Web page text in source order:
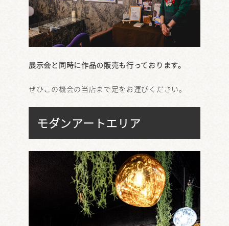
展示会と同時に作品の販売も行っております。
ぜひこの機会の当店まで足をお運びください。
モダンアートエリア